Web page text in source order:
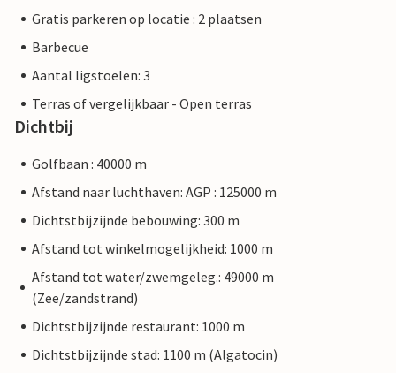
Gratis parkeren op locatie : 2 plaatsen
Barbecue
Aantal ligstoelen: 3
Terras of vergelijkbaar - Open terras
Dichtbij
Golfbaan : 40000 m
Afstand naar luchthaven: AGP : 125000 m
Dichtstbijzijnde bebouwing: 300 m
Afstand tot winkelmogelijkheid: 1000 m
Afstand tot water/zwemgeleg.: 49000 m
(Zee/zandstrand)
Dichtstbijzijnde restaurant: 1000 m
Dichtstbijzijnde stad: 1100 m (Algatocin)